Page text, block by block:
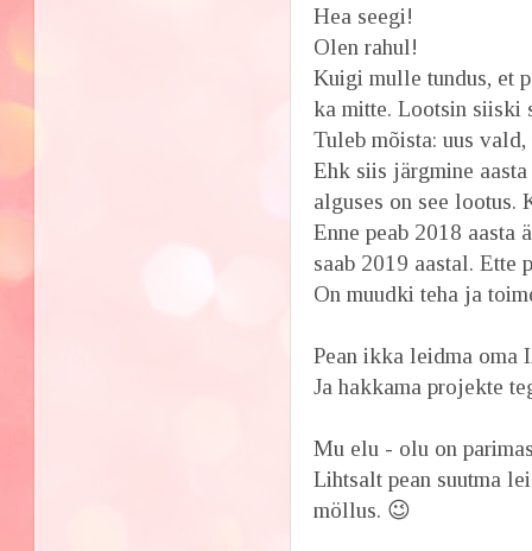
Hea seegi!
Olen rahul!
Kuigi mulle tundus, et
ka mitte. Lootsin siiski
Tuleb mõista: uus
Ehk siis järgmine
alguses on see
Enne peab 2018 aasta
saab 2019 aastal. Ette
On muudki teha ja
Pean ikka leidma oma
Ja hakkama projekte
Mu elu - olu on
Lihtsalt pean suutma
möllus. 😉